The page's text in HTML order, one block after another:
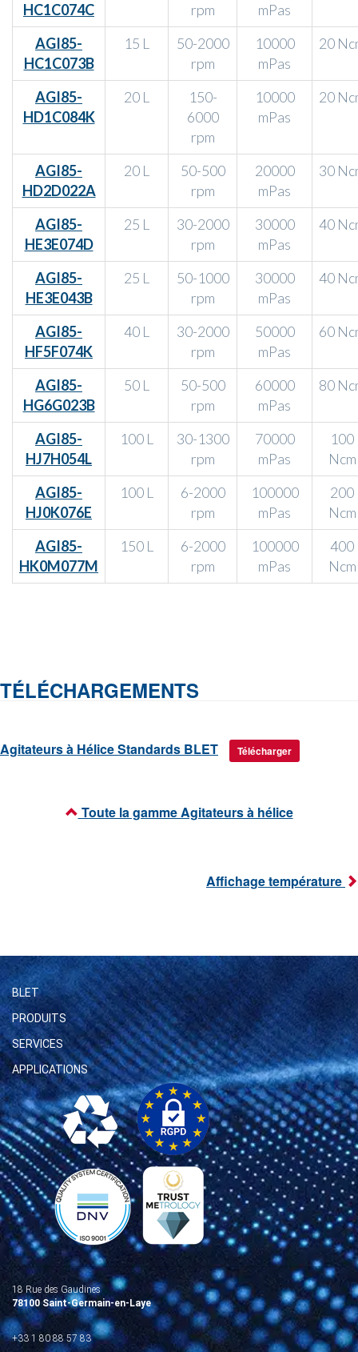
HC1C074C
rpm
mPas
AGI85-
HC1C073B
15 L
50-2000
rpm
10000
mPas
20
AGI85-
HD1C084K
20 L
150-
6000
rpm
10000
mPas
20
AGI85-
HD2D022A
20 L
50-500
rpm
20000
mPas
30
AGI85-
HE3E074D
25 L
30-2000
rpm
30000
mPas
40
AGI85-
HE3E043B
25 L
50-1000
rpm
30000
mPas
40
AGI85-
HF5F074K
40 L
30-2000
rpm
50000
mPas
60
AGI85-
HG6G023B
50 L
50-500
rpm
60000
mPas
80
AGI85-
HJ7H054L
100 L
30-1300
rpm
70000
mPas
100
Ncm
AGI85-
HJ0K076E
100 L
6-2000
rpm
100000
mPas
200
Ncm
AGI85-
HK0M077M
150 L
6-2000
rpm
100000
mPas
400
Ncm
TÉLÉCHARGEMENTS
Agitateurs à Hélice Standards BLET Télécharger
Toute la gamme Agitateurs à hélice
Affichage température
BLET
PRODUITS
SERVICES
APPLICATIONS
18 Rue des Gaudines
78100 Saint-Germain-en-Laye
+33 1 80 88 57 83